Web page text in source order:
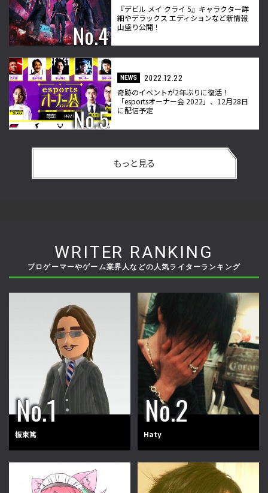
『デビル メイ クライ 5』キャラクター詳
細やデラックス エディションなど新情報
山盛り公開！
NEWS
2022.12.22
奇跡のイベントが2年ぶりに復活！
「esportsオーナー会 2022」、12月28日
に配信予定
もっと見る
WRITER RANKING
プロゲーマーやゲーム業界人などの人気ライターランキング
板東篤 Haty